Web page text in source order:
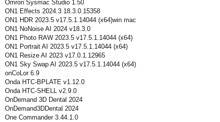
Omron Sysmac Studio 1.50
ON1 Effects 2024.3 18.3.0.15358
ON1 HDR 2023.5 v17.5.1.14044 (x64)win mac
ON1 NoNoise AI 2024 v18.3.0
ON1 Photo RAW 2023.5 v17.5.1.14044 (x64)
ON1 Portrait AI 2023.5 v17.5.1.14044 (x64)
ON1 Resize AI 2023 v17.0.1.12965
ON1 Sky Swap AI 2023.5 v17.5.1.14044 (x64)
onCoLor 6.9
Onda HTC-BPLATE v1.12.0
Onda HTC-SHELL v2.9.0
OnDemand 3D Dental 2024
OnDemand3DDental 2024
One Commander 3.44.1.0